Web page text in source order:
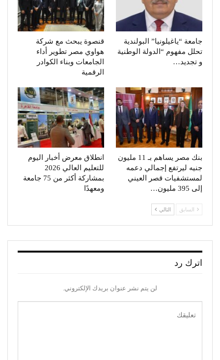
جامعة “ياغيلونيا” البولندية
تحلل مفهوم “الدولة الوطنية
و تجديد…
قنصوة يبحث مع شركة
هواوي مصر تطوير أداء
الجامعات وبناء الكوادر
الرقمية
بنك مصر يساهم بـ 11 مليون
جنيه ليرتفع إجمالي دعمه
لمستشفيات قصر العيني
إلى 395 مليون…
انطلاق معرض أخبار اليوم
للتعليم العالي 2026
بمشاركة أكثر من 75 جامعة
ومعهدًا
السابق التالي
اترك رد
لن يتم نشر عنوان بريدك الإلكتروني.